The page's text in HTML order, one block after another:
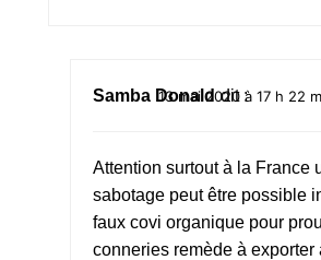
Samba Donald dit :
13 mai 2020 à 17 h 22
Attention surtout à la France
sabotage peut être possible
faux covi organique pour
conneries remède à exporter